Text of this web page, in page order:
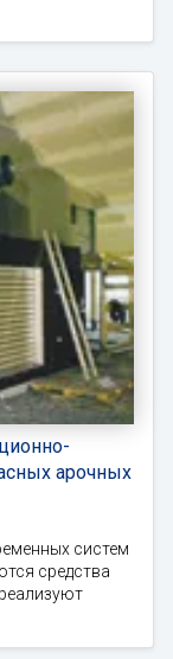
арочных
систем
средства